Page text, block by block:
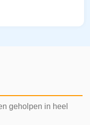
geholpen in heel